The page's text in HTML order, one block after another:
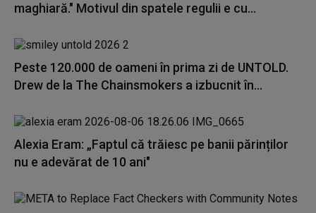
maghiară." Motivul din spatele regulii e cu...
Peste 120.000 de oameni în prima zi de UNTOLD.
Drew de la The Chainsmokers a izbucnit în...
Alexia Eram: „Faptul că trăiesc pe banii părinților
nu e adevărat de 10 ani"